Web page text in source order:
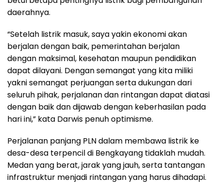
daerahnya.
“Setelah listrik masuk, saya yakin ekonomi akan
berjalan dengan baik, pemerintahan berjalan
dengan maksimal, kesehatan maupun pendidikan
dapat dilayani. Dengan semangat yang kita miliki
yakni semangat perjuangan serta dukungan dari
seluruh pihak, perjalanan dan rintangan dapat diatasi
dengan baik dan dijawab dengan keberhasilan pada
hari ini,” kata Darwis penuh optimisme.
Perjalanan panjang PLN dalam membawa listrik ke
desa-desa terpencil di Bengkayang tidaklah mudah.
Medan yang berat, jarak yang jauh, serta tantangan
infrastruktur menjadi rintangan yang harus dihadapi.